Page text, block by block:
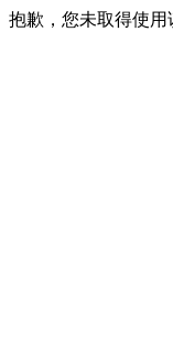
抱歉，您未取得使用